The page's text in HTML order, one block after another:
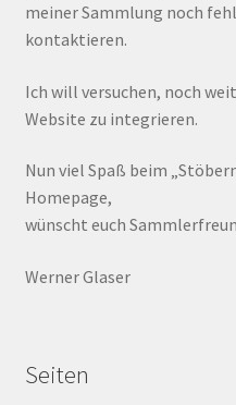
meiner Sammlung noch
kontaktieren.
Ich will versuchen, noch
Website zu integrieren.
Nun viel Spaß beim
Homepage,
wünscht euch
Werner Glaser
Seiten